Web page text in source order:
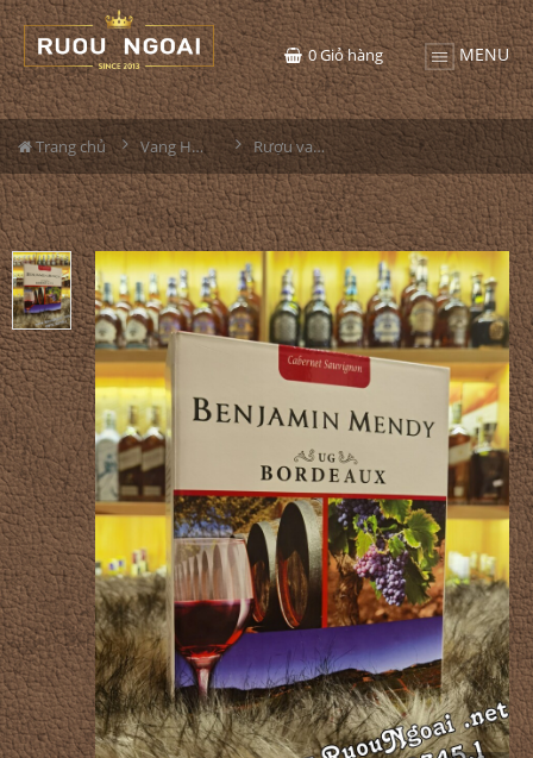
MENU
0Giỏ hàng
Trang chủ Vang Hộp 3L - 5L Rượu vang Pháp Benjamin Mendy 3L